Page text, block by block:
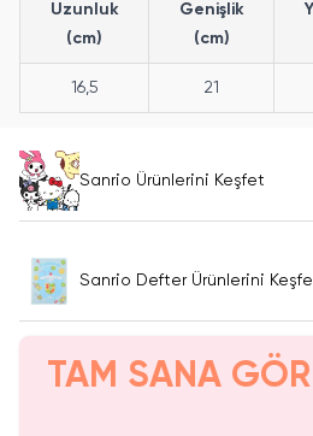
Uzunluk
(cm)
Genişlik
(cm)
16,5 21
Sanrio Ürünlerini Keşfet
Sanrio Defter Ürünlerini
TAM SANA